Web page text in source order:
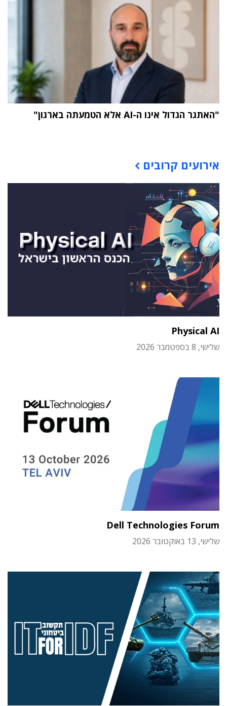
"האתגר הגדול אינו ה-AI אלא הטמעתה בארגון"
אירועים קרובים
Physical AI
שלישי, 8 בספטמבר 2026
Dell Technologies Forum
שלישי, 13 באוקטובר 2026